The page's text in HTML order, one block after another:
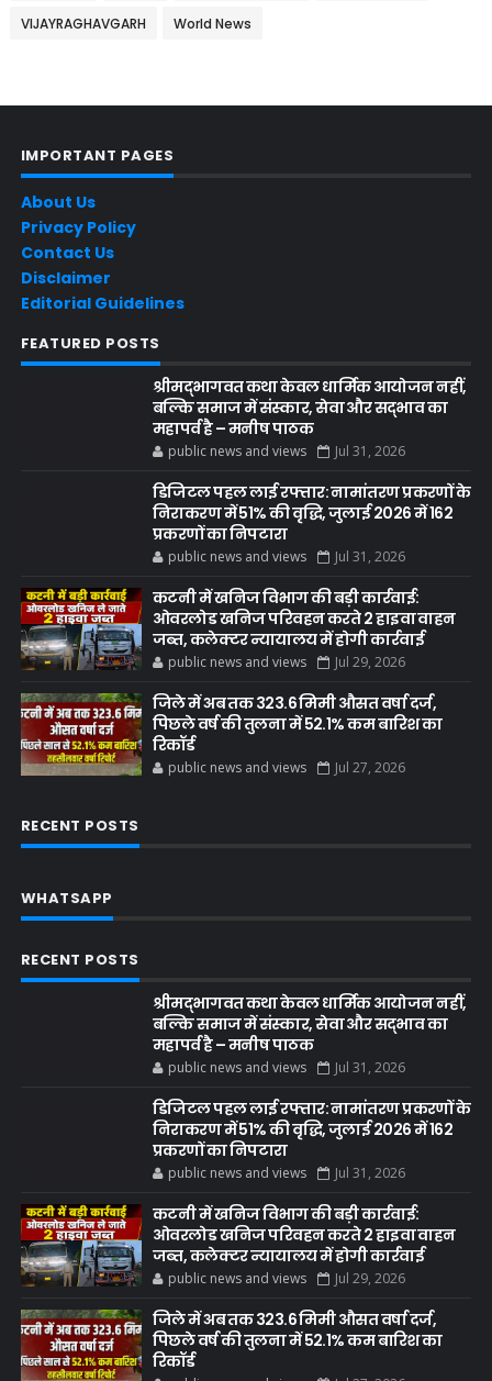
VIJAYRAGHAVGARH World News
IMPORTANT PAGES
About Us
Privacy Policy
Contact Us
Disclaimer
Editorial Guidelines
FEATURED POSTS
श्रीमद्भागवत कथा केवल धार्मिक आयोजन नहीं,
बल्कि समाज में संस्कार, सेवा और सद्भाव का
महापर्व है – मनीष पाठक
public news and views Jul 31, 2026
डिजिटल पहल लाई रफ्तार: नामांतरण प्रकरणों के
निराकरण में 51% की वृद्धि, जुलाई 2026 में 162
प्रकरणों का निपटारा
public news and views Jul 31, 2026
कटनी में खनिज विभाग की बड़ी कार्रवाई:
ओवरलोड खनिज परिवहन करते 2 हाइवा वाहन
जब्त, कलेक्टर न्यायालय में होगी कार्रवाई
public news and views Jul 29, 2026
जिले में अब तक 323.6 मिमी औसत वर्षा दर्ज,
पिछले वर्ष की तुलना में 52.1% कम बारिश का
रिकॉर्ड
public news and views Jul 27, 2026
RECENT POSTS
WHATSAPP
RECENT POSTS
श्रीमद्भागवत कथा केवल धार्मिक आयोजन नहीं,
बल्कि समाज में संस्कार, सेवा और सद्भाव का
महापर्व है – मनीष पाठक
public news and views Jul 31, 2026
डिजिटल पहल लाई रफ्तार: नामांतरण प्रकरणों के
निराकरण में 51% की वृद्धि, जुलाई 2026 में 162
प्रकरणों का निपटारा
public news and views Jul 31, 2026
कटनी में खनिज विभाग की बड़ी कार्रवाई:
ओवरलोड खनिज परिवहन करते 2 हाइवा वाहन
जब्त, कलेक्टर न्यायालय में होगी कार्रवाई
public news and views Jul 29, 2026
जिले में अब तक 323.6 मिमी औसत वर्षा दर्ज,
पिछले वर्ष की तुलना में 52.1% कम बारिश का
रिकॉर्ड